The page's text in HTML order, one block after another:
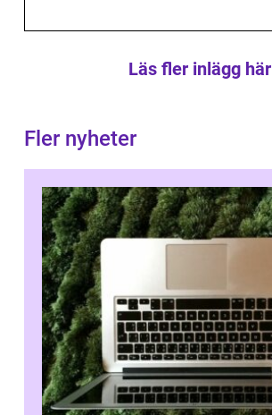
Läs fler inlägg här
Fler nyheter